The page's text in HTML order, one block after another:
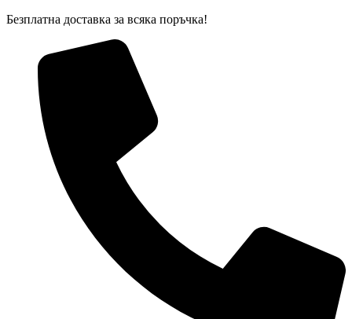
Skip
Безплатна доставка за всяка поръчка!